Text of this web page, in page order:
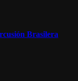
Brasilera